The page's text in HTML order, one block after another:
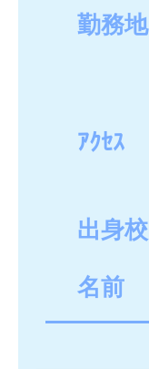
勤務地
ｱｸｾｽ
出身校
名前